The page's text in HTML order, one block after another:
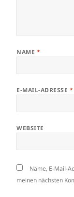
NAME *
E-MAIL-ADRESSE *
WEBSITE
Name, E-Mail-
meinen nächsten